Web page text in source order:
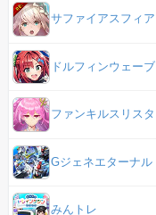
サファイアスフィア
ドルフィンウェーブ
ファンキルスリスタ
Gジェネエターナル
みんトレ